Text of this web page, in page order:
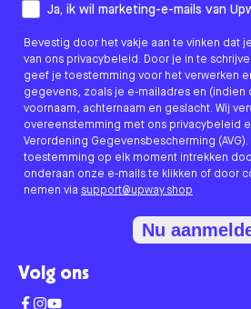
How would you like to hear from us?
Ja, ik wil marketing-e-mails van
Bevestig door het vakje aan te vinken dat
van ons privacybeleid. Door je in te
geef je toestemming voor het verwerken
gegevens, zoals je e-mailadres en (indien
voornaam, achternaam en geslacht. Wij
overeenstemming met ons privacybeleid
Verordening Gegevensbescherming (AVG).
toestemming op elk moment intrekken
onderaan onze e-mails te klikken of door
nemen via support@upway.shop
Nu
Volg ons